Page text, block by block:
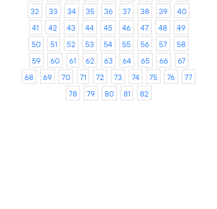
32
33 34 35 36 37 38 39
40
41
42 43 44 45 46 47 48
49
50
51 52 53 54 55 56 57
58
59
60 61 62 63 64 65 66
67
68
69 70 71 72 73 74 75 76
77
78
79 80 81 82